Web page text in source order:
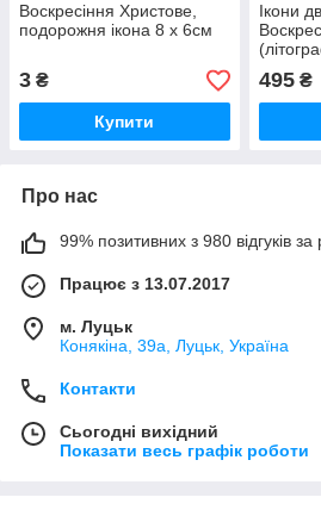
Воскресіння Христове,
подорожня ікона 8 х 6см
3 ₴
Купити
Ікони
495₴
Про нас
99% позитивних з 980 відгуків за
Працює з 13.07.2017
м. Луцьк
Конякіна, 39а, Луцьк, Україна
Контакти
Сьогодні вихідний
Показати весь графік роботи